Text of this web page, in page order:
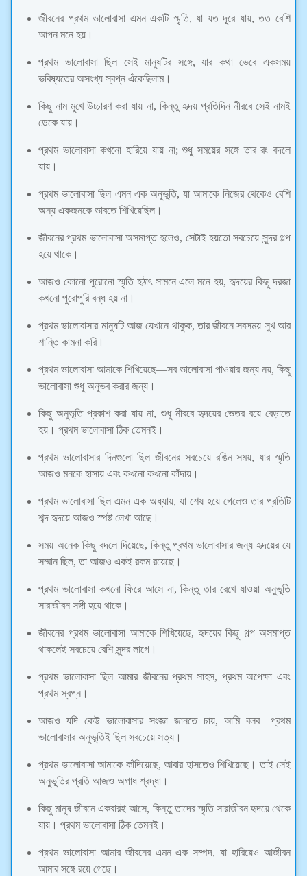
জীবনের প্রথম ভালোবাসা এমন একটি স্মৃতি, যা যত দূরে যায়, তত বেশি
আপন মনে হয়।
প্রথম ভালোবাসা ছিল সেই মানুষটির সঙ্গে, যার কথা ভেবে একসময়
ভবিষ্যতের অসংখ্য স্বপ্ন এঁকেছিলাম।
কিছু নাম মুখে উচ্চারণ করা যায় না, কিন্তু হৃদয় প্রতিদিন নীরবে সেই নামই
ডেকে যায়।
প্রথম ভালোবাসা কখনো হারিয়ে যায় না; শুধু সময়ের সঙ্গে তার রং বদলে
যায়।
প্রথম ভালোবাসা ছিল এমন এক অনুভূতি, যা আমাকে নিজের থেকেও বেশি
অন্য একজনকে ভাবতে শিখিয়েছিল।
জীবনের প্রথম ভালোবাসা অসমাপ্ত হলেও, সেটাই হয়তো সবচেয়ে সুন্দর গল্প
হয়ে থাকে।
আজও কোনো পুরোনো স্মৃতি হঠাৎ সামনে এলে মনে হয়, হৃদয়ের কিছু দরজা
কখনো পুরোপুরি বন্ধ হয় না।
প্রথম ভালোবাসার মানুষটি আজ যেখানে থাকুক, তার জীবনে সবসময় সুখ আর
শান্তি কামনা করি।
প্রথম ভালোবাসা আমাকে শিখিয়েছে—সব ভালোবাসা পাওয়ার জন্য নয়, কিছু
ভালোবাসা শুধু অনুভব করার জন্য।
কিছু অনুভূতি প্রকাশ করা যায় না, শুধু নীরবে হৃদয়ের ভেতর বয়ে বেড়াতে
হয়। প্রথম ভালোবাসা ঠিক তেমনই।
প্রথম ভালোবাসার দিনগুলো ছিল জীবনের সবচেয়ে রঙিন সময়, যার স্মৃতি
আজও মনকে হাসায় এবং কখনো কখনো কাঁদায়।
প্রথম ভালোবাসা ছিল এমন এক অধ্যায়, যা শেষ হয়ে গেলেও তার প্রতিটি
শব্দ হৃদয়ে আজও স্পষ্ট লেখা আছে।
সময় অনেক কিছু বদলে দিয়েছে, কিন্তু প্রথম ভালোবাসার জন্য হৃদয়ের যে
সম্মান ছিল, তা আজও একই রকম রয়েছে।
প্রথম ভালোবাসা কখনো ফিরে আসে না, কিন্তু তার রেখে যাওয়া অনুভূতি
সারাজীবন সঙ্গী হয়ে থাকে।
জীবনের প্রথম ভালোবাসা আমাকে শিখিয়েছে, হৃদয়ের কিছু গল্প অসমাপ্ত
থাকলেই সবচেয়ে বেশি সুন্দর লাগে।
প্রথম ভালোবাসা ছিল আমার জীবনের প্রথম সাহস, প্রথম অপেক্ষা এবং
প্রথম স্বপ্ন।
আজও যদি কেউ ভালোবাসার সংজ্ঞা জানতে চায়, আমি বলব—প্রথম
ভালোবাসার অনুভূতিই ছিল সবচেয়ে সত্য।
প্রথম ভালোবাসা আমাকে কাঁদিয়েছে, আবার হাসতেও শিখিয়েছে। তাই সেই
অনুভূতির প্রতি আজও অগাধ শ্রদ্ধা।
কিছু মানুষ জীবনে একবারই আসে, কিন্তু তাদের স্মৃতি সারাজীবন হৃদয়ে থেকে
যায়। প্রথম ভালোবাসা ঠিক তেমনই।
প্রথম ভালোবাসা আমার জীবনের এমন এক সম্পদ, যা হারিয়েও আজীবন
আমার সঙ্গে রয়ে গেছে।